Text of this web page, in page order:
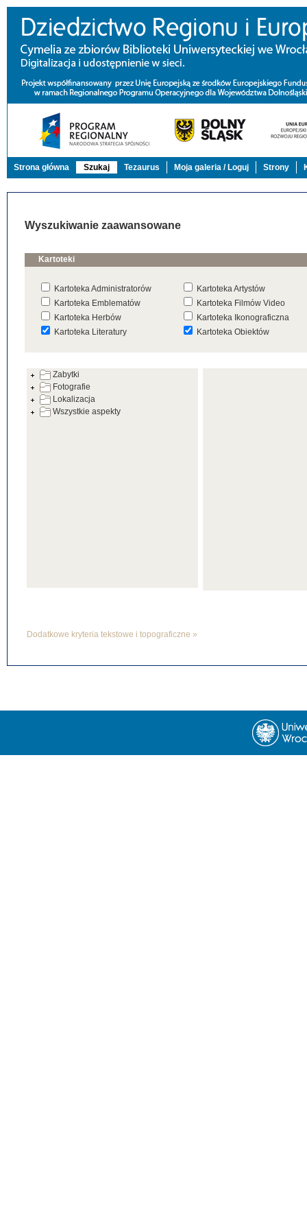
Strona główna Szukaj Tezaurus Moja galeria / Loguj Strony
Wyszukiwanie zaawansowane
Kartoteki
Kartoteka Administratorów
Kartoteka Artystów
Kartoteka Emblematów
Kartoteka Filmów Video
Kartoteka Herbów
Kartoteka Ikonograficzna
Kartoteka Literatury
Kartoteka Obiektów
Kartoteka Warsztatów
Kartoteka Zabytków
Zabytki
Fotografie
Lokalizacja
Wszystkie aspekty
Dodatkowe kryteria tekstowe i topograficzne »